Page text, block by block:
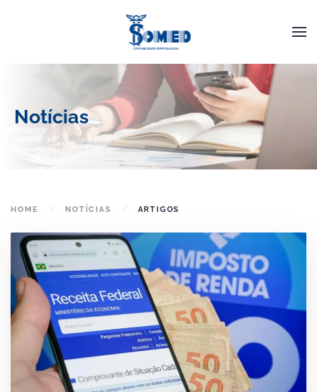
Notícias
HOME NOTÍCIAS ARTIGOS